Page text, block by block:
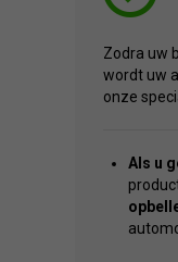
Zodra uw
wordt uw
onze
Als u